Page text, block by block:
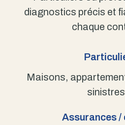
diagnostics précis et
chaque
Maisons,
Assurances /